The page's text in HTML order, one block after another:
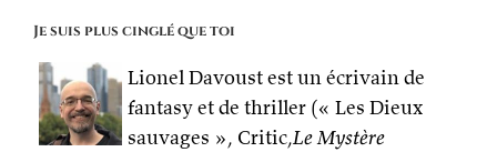
Je suis plus cinglé que toi
Lionel Davoust est un écrivain de
fantasy et de thriller (« Les Dieux
sauvages », Critic,Le Mystère